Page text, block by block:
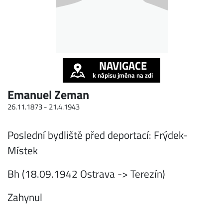
NAVIGACE
k nápisu jména na zdi
Emanuel Zeman
26.11.1873 - 21.4.1943
Poslední bydliště před deportací: Frýdek-
Místek
Bh (18.09.1942 Ostrava -> Terezín)
Zahynul